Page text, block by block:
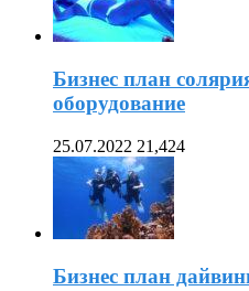
Бизнес план
оборудование
25.07.2022 21,424
Бизнес план